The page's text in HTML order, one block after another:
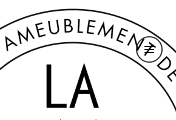
GRAINE
de Paris